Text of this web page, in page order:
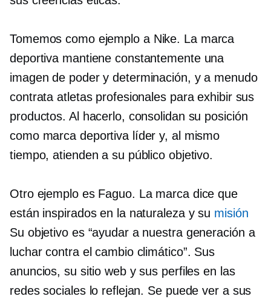
Tomemos como ejemplo a Nike. La marca
deportiva mantiene constantemente una
imagen de poder y determinación, y a menudo
contrata atletas profesionales para exhibir sus
productos. Al hacerlo, consolidan su posición
como marca deportiva líder y, al mismo
tiempo, atienden a su público objetivo.
Otro ejemplo es Faguo. La marca dice que
están inspirados en la naturaleza y su misión
Su objetivo es “ayudar a nuestra generación a
luchar contra el cambio climático”. Sus
anuncios, su sitio web y sus perfiles en las
redes sociales lo reflejan. Se puede ver a sus